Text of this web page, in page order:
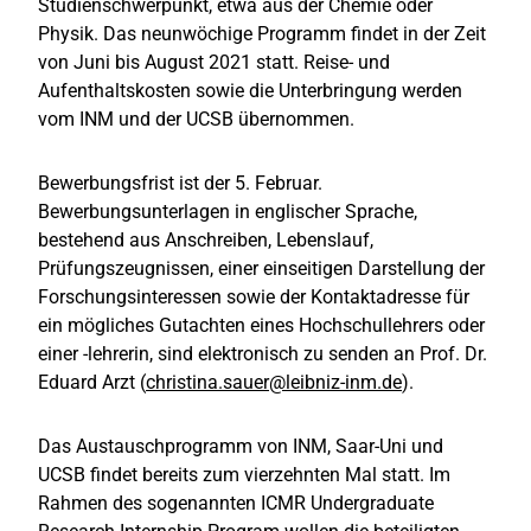
Studienschwerpunkt, etwa aus der Chemie oder
Physik. Das neunwöchige Programm findet in der Zeit
von Juni bis August 2021 statt. Reise- und
Aufenthaltskosten sowie die Unterbringung werden
vom INM und der UCSB übernommen.
Bewerbungsfrist ist der 5. Februar.
Bewerbungsunterlagen in englischer Sprache,
bestehend aus Anschreiben, Lebenslauf,
Prüfungszeugnissen, einer einseitigen Darstellung der
Forschungsinteressen sowie der Kontaktadresse für
ein mögliches Gutachten eines Hochschullehrers oder
einer -lehrerin, sind elektronisch zu senden an Prof. Dr.
Eduard Arzt (christina.sauer@leibniz-inm.de).
Das Austauschprogramm von INM, Saar-Uni und
UCSB findet bereits zum vierzehnten Mal statt. Im
Rahmen des sogenannten ICMR Undergraduate